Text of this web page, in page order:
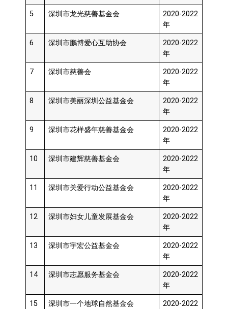
5 深圳市龙光慈善基金会
2020-2022
年
6 深圳市鹏博爱心互助协会
2020-2022
年
7 深圳市慈善会
2020-2022
年
8 深圳市美丽深圳公益基金会
2020-2022
年
9 深圳市花样盛年慈善基金会
2020-2022
年
10 深圳市建辉慈善基金会
2020-2022
年
11 深圳市关爱行动公益基金会
2020-2022
年
12 深圳市妇女儿童发展基金会
2020-2022
年
13 深圳市宇宏公益基金会
2020-2022
年
14 深圳市志愿服务基金会
2020-2022
年
15 深圳市一个地球自然基金会
2020-2022